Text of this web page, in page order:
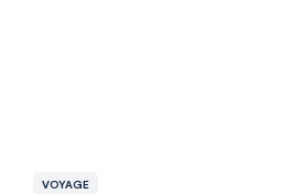
VOYAGE